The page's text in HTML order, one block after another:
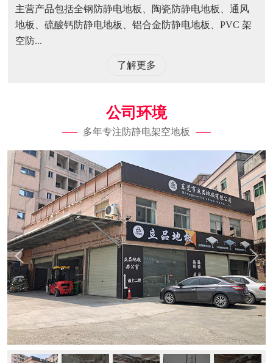
主营产品包括全钢防静电地板、陶瓷防静电地板、通风
地板、硫酸钙防静电地板、铝合金防静电地板、PVC 架
空防...
了解更多
公司环境
多年专注防静电架空地板